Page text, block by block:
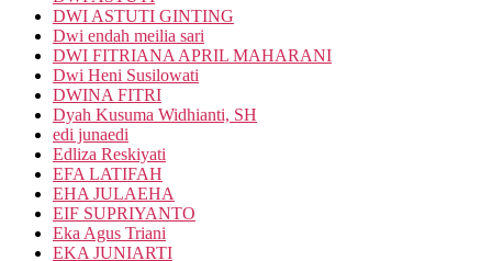
DWI ASTUTI GINTING
Dwi endah meilia sari
DWI FITRIANA APRIL MAHARANI
Dwi Heni Susilowati
DWINA FITRI
Dyah Kusuma Widhianti, SH
edi junaedi
Edliza Reskiyati
EFA LATIFAH
EHA JULAEHA
EIF SUPRIYANTO
Eka Agus Triani
EKA JUNIARTI